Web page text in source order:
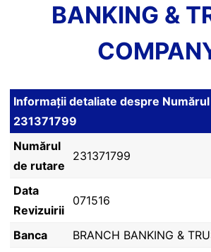
BANKING &
Informații detaliate despre Numărul
231371799
Numărul
de rutare
231371799
Data
Revizuirii
071516
Banca
BRANCH BANKING &